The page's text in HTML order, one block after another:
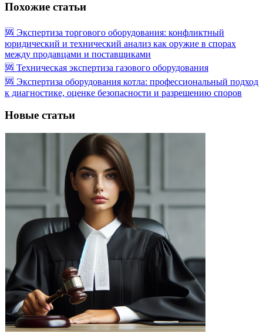
Похожие статьи
🆘 Экспертиза торгового оборудования: конфликтный
юридический и технический анализ как оружие в спорах
между продавцами и поставщиками
🆘 Техническая экспертиза газового оборудования
🆘 Экспертиза оборудования котла: профессиональный подход
к диагностике, оценке безопасности и разрешению споров
Новые статьи